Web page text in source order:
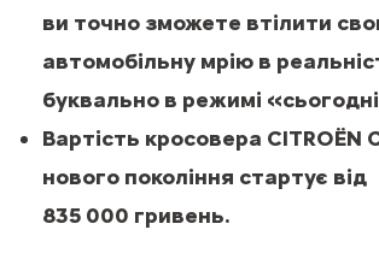
ви точно зможете втілити
автомобільну мрію в
буквально в режимі
Вартість кросовера CITROЁN
нового покоління стартує від
835 000 гривень.